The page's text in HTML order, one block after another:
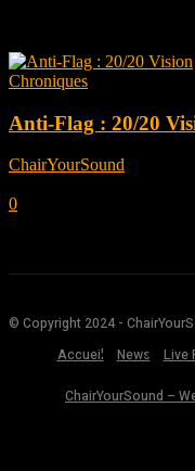
Chroniques
Anti-Flag : 20/20
ChairYourSound
0
© Copyright 2024 -
Accueil
News Live
ChairYourSound –